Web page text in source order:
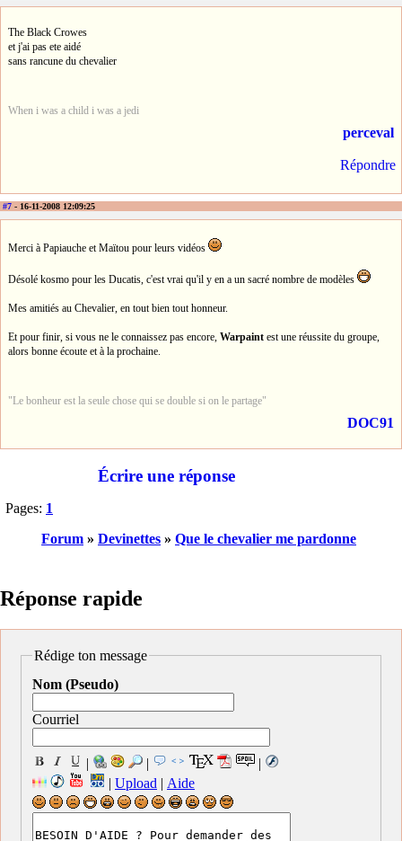
The Black Crowes
et j'ai pas ete aidé
sans rancune du chevalier
When i was a child i was a jedi
perceval
Répondre
#7 - 16-11-2008 12:09:25
Merci à Papiauche et Maïtou pour leurs vidéos
Désolé kosmo pour les Ducatis, c'est vrai qu'il y en a un sacré nombre de modèles
Mes amitiés au Chevalier, en tout bien tout honneur.
Et pour finir, si vous ne le connaissez pas encore, Warpaint est une réussite du groupe,
alors bonne écoute et à la prochaine.
"Le bonheur est la seule chose qui se double si on le partage"
DOC91
Écrire une réponse
Pages: 1
Forum » Devinettes » Que le chevalier me pardonne
Réponse rapide
Rédige ton message
Nom (Pseudo)
Courriel
| |
|
| Upload | Aide